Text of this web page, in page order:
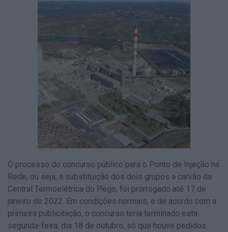
O processo do concurso público para o Ponto de Injeção na
Rede, ou seja, a substituição dos dois grupos a carvão da
Central Termoelétrica do Pego, foi prorrogado até 17 de
janeiro de 2022. Em condições normais, e de acordo com a
primeira publicitação, o concurso teria terminado esta
segunda-feira, dia 18 de outubro, só que houve pedidos